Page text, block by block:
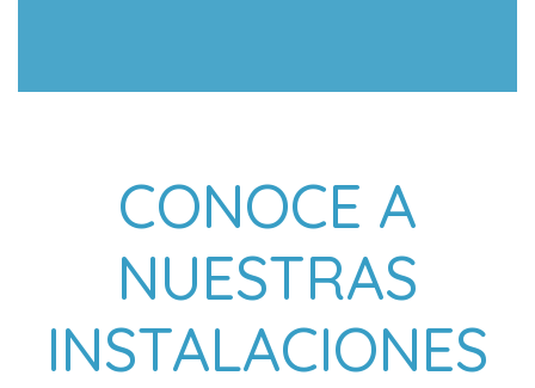
CONOCE A
NUESTRAS
INSTALACIONES